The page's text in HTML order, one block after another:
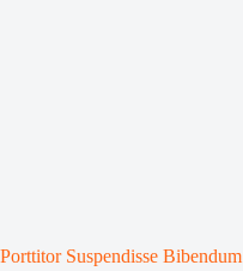
Porttitor Suspendisse Bibendum